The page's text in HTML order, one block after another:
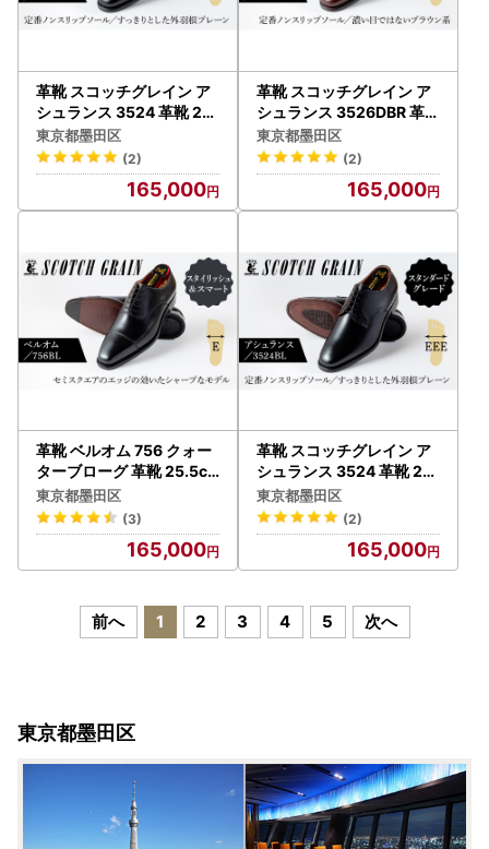
革靴 スコッチグレイン ア
シュランス 3524 革靴 26.
0cm
東京都墨田区
(2)
165,000
革靴 スコッチグレイン ア
シュランス 3526DBR 革靴
26.5cm
東京都墨田区
(2)
165,000
革靴 ベルオム 756 クォー
ターブローグ 革靴 25.5c
m
東京都墨田区
(3)
165,000
革靴 スコッチグレイン ア
シュランス 3524 革靴 25.
0cm
東京都墨田区
(2)
165,000
前へ 1 2 3 4 5 次へ
東京都墨田区